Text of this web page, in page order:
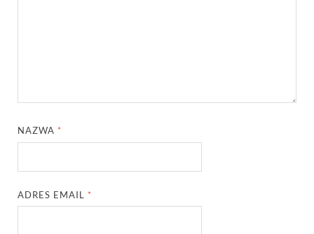
NAZWA *
ADRES EMAIL *